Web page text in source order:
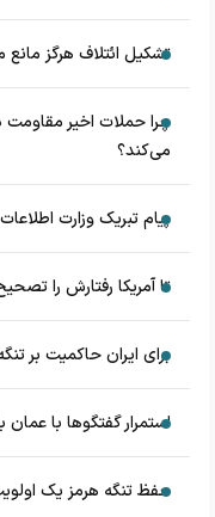
تشکیل ائتلاف هرگز
چرا حملات اخیر
می‌کند؟
پیام تبریک وزارت
تا آمریکا رفتارش را
برای ایران حاکمیت بر
استمرار گفتگوها با
حفظ تنگه هرمز یک